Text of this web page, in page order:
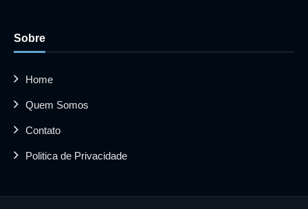
Sobre
Home
Quem Somos
Contato
Politica de Privacidade